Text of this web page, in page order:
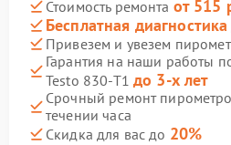
Стоимость ремонта от 515
Бесплатная диагностика
Привезем и увезем
Гарантия на наши работы
Testo 830-T1 до 3-х лет
Срочный ремонт
течении часа
Скидка для вас до 20%